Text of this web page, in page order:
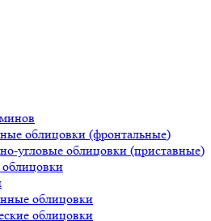
облицовки (фронтальные)
угловые облицовки (приставные)
облицовки
облицовки